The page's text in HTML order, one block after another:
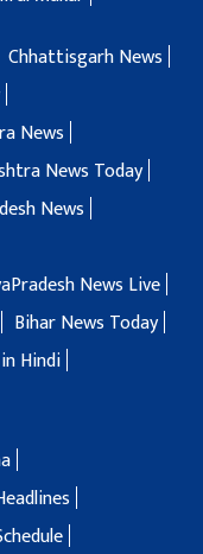
Chhattisgarh News
News
News Today
News
News Live
Bihar News Today
Hindi